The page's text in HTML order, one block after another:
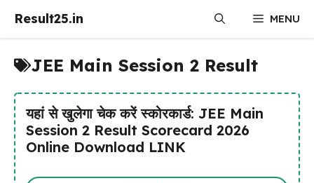
Result25.in MENU
JEE Main Session 2 Result
यहां से खुलेगा चेक करें स्कोरकार्ड: JEE Main
Session 2 Result Scorecard 2026
Online Download LINK